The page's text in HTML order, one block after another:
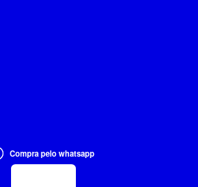
Compra pelo whatsapp